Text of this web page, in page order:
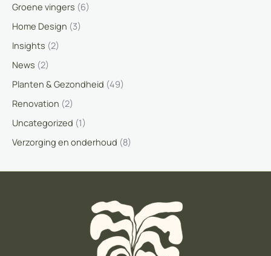
Groene vingers (6)
Home Design (3)
Insights (2)
News (2)
Planten & Gezondheid (49)
Renovation (2)
Uncategorized (1)
Verzorging en onderhoud (8)